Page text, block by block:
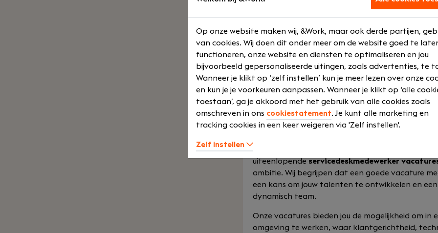
Lees
Vind jouw ideale
vacatures
Ben jij op zoek naar een nieuwe uitdaging in de
uiteenlopendeservicedeskmedewerker
ambitie. Wij begrijpen dat een goede vacature
een kans om jouw talenten te ontwikkelen en
dynamisch team.
Onze vacatures bieden jou de mogelijkheid om in
omgeving te werken, waar klantgerichtheid,
Op onze website maken wij, &Work, maar ook derde partijen,
van cookies. Wij doen dit onder meer om de website goed te
functioneren, onze website en diensten te optimaliseren en jou
bijvoorbeeld gepersonaliseerde uitingen, zoals advertenties, te
Wanneer je klikt op ‘zelf instellen’ kun je meer lezen over onze
en kun je je voorkeuren aanpassen. Wanneer je klikt op ‘alle
toestaan’, ga je akkoord met het gebruik van alle cookies zoals
omschreven in ons cookiestatement. Je kunt alle marketing en
tracking cookies in een keer weigeren via 'Zelf instellen'.
Zelf instellen